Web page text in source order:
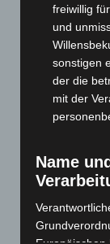
März 2022(221)
Februar 2022
Januar 2022
Dezember 2021
November
September
August 2021
Juli 2021(213)
Juni 2021(198)
freiwillig
und
sonstigen
der die
mit der
Name